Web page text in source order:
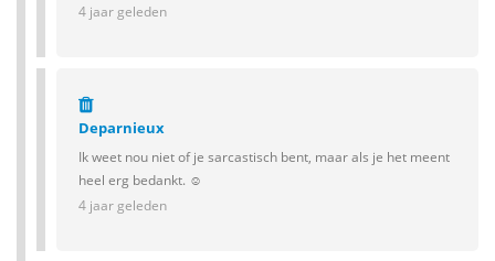
4 jaar geleden
Deparnieux
Ik weet nou niet of je sarcastisch bent, maar als je het meent
heel erg bedankt. ☺️
4 jaar geleden